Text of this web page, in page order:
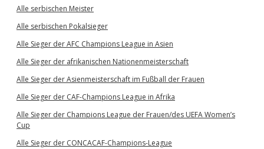
Alle serbischen Meister
Alle serbischen Pokalsieger
Alle Sieger der AFC Champions League in Asien
Alle Sieger der afrikanischen Nationenmeisterschaft
Alle Sieger der Asienmeisterschaft im Fußball der Frauen
Alle Sieger der CAF-Champions League in Afrika
Alle Sieger der Champions League der Frauen/des UEFA Women’s
Cup
Alle Sieger der CONCACAF-Champions-League